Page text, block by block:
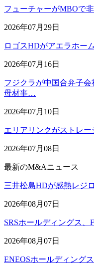
フューチャーがMBOで
2026年07月29日
ロゴスHDがアエラホー
2026年07月16日
フジクラが中国合弁子
母材事…
2026年07月10日
エリアリンクがストレ
2026年07月08日
最新のM&Aニュース
三井松島HDが感熱レジ
2026年08月07日
SRSホールディングス
2026年08月07日
ENEOSホールディング